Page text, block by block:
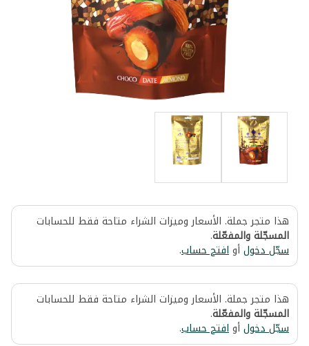
هذا متجر جملة. الأسعار وميزات الشراء متاحة فقط للحسابات
المسجّلة والمفعّلة.
سجّل دخولأوافتح حساب.
هذا متجر جملة. الأسعار وميزات الشراء متاحة فقط للحسابات
المسجّلة والمفعّلة.
سجّل دخولأوافتح حساب.